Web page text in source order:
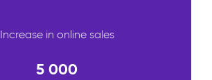
Increase in online sales
5 000